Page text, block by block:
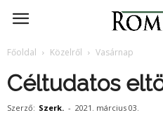
RomKat.ro
Főoldal Közelről Vasárnap
Céltudatos
Szerző: Szerk. - 2021. március 03.